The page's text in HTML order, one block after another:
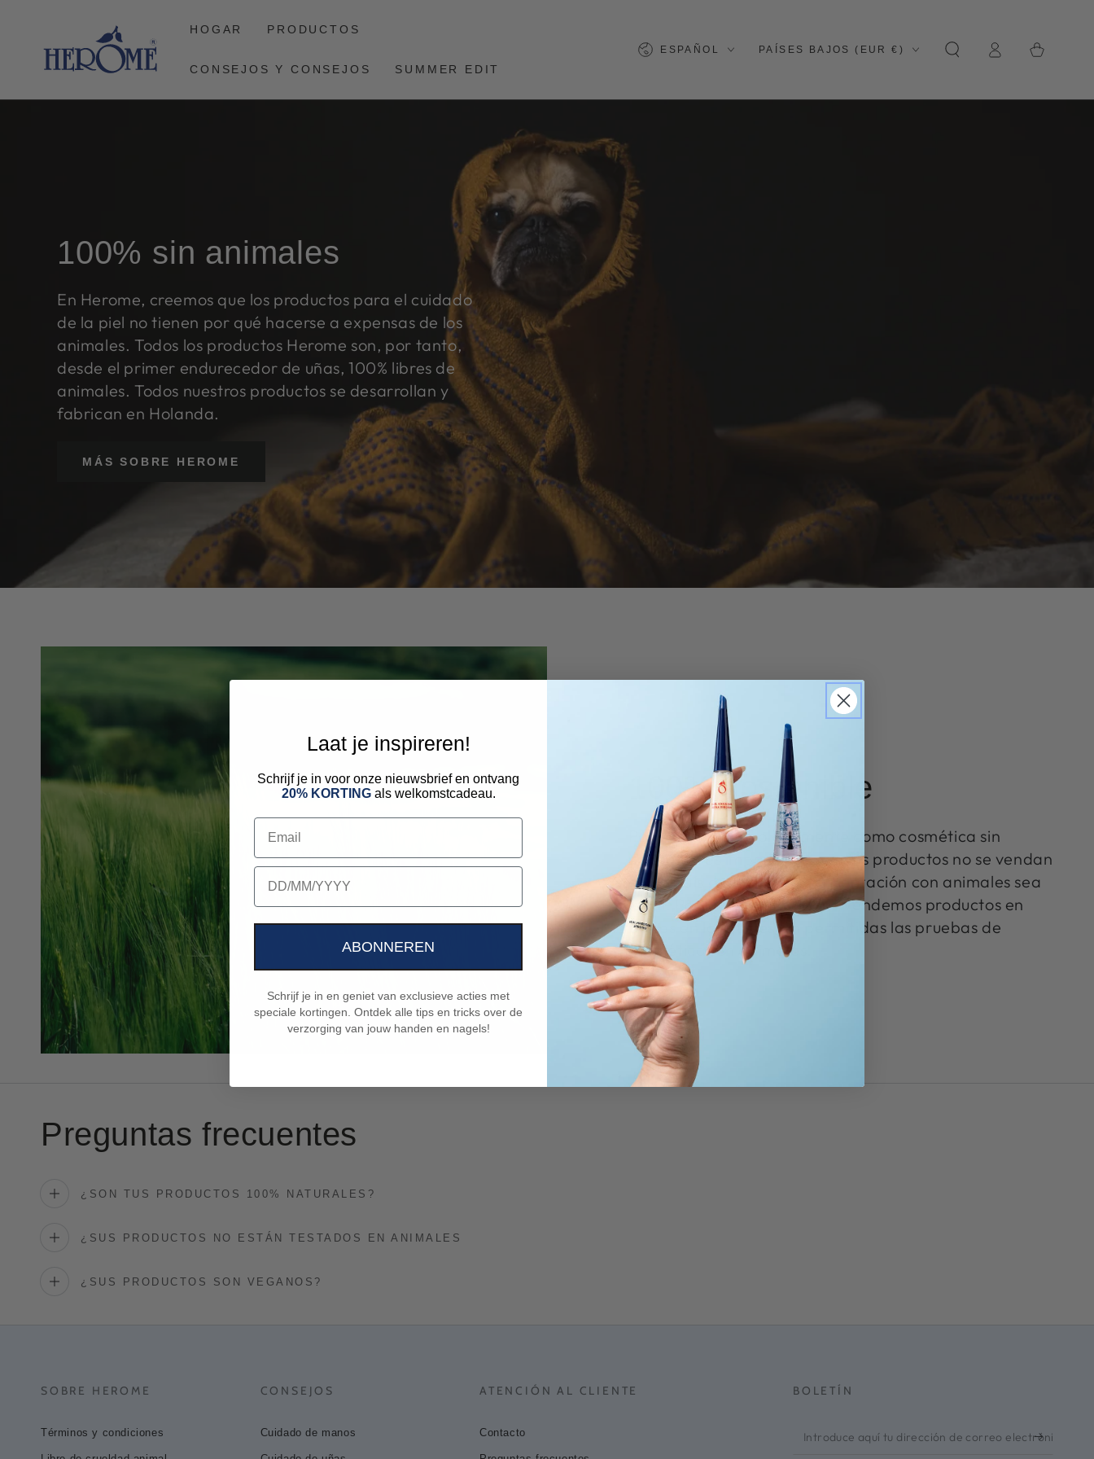
HOGAR PRODUCTOS
CONSEJOS Y CONSEJOS SUMMER EDIT
Lengua
ESPAÑOL
País/región
PAÍSES BAJOS (EUR €)
sesión
de la
100% sin animales
En Herome, creemos que los productos para el cuidado
de la piel no tienen por qué hacerse a expensas de los
animales. Todos los productos Herome son, por tanto,
desde el primer endurecedor de uñas, 100% libres de
animales. Todos nuestros productos se desarrollan y
fabrican en Holanda.
MÁS SOBRE HEROME
100% sostenible
Para clasificarte plenamente como cosmética sin
animales, es importante que tus productos no se vendan
en un país donde la experimentación con animales sea
legal. Por lo tanto, tampoco vendemos productos en
países en los que están permitidas las pruebas de
cosméticos en animales.
Preguntas frecuentes
¿SON TUS PRODUCTOS 100% NATURALES?
¿SUS PRODUCTOS NO ESTÁN TESTADOS EN ANIMALES
¿SUS PRODUCTOS SON VEGANOS?
SOBRE HEROME
Términos y condiciones
CONSEJOS
Cuidado de manos
ATENCIÓN AL CLIENTE
Contacto
BOLETÍN
Introduce
Laat je inspireren!
Schrijf je in voor onze nieuwsbrief en ontvang
20% KORTINGals welkomstcadeau.
Email
birthday
ABONNEREN
Schrijf je in en geniet van exclusieve acties met
speciale kortingen. Ontdek alle tips en tricks over de
verzorging van jouw handen en nagels!